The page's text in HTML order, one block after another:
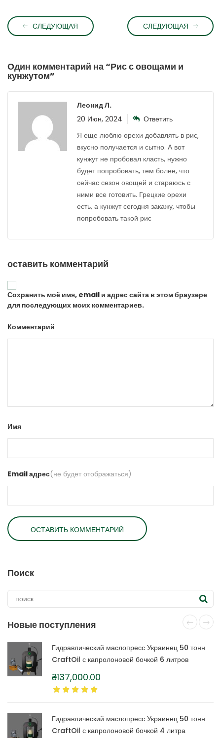
СЛЕДУЮЩАЯ СЛЕДУЮЩАЯ
Один комментарий на “Рис с овощами и
кунжутом”
Леонид Л.
20 Июн, 2024
Ответить
Я еще люблю орехи добавлять в рис,
вкусно получается и сытно. А вот
кунжут не пробовал класть, нужно
будет попробовать, тем более, что
сейчас сезон овощей и стараюсь с
ними все готовить. Грецкие орехи
есть, а кунжут сегодня закажу, чтобы
попробовать такой рис
оставить комментарий
Сохранить моё имя, email и адрес сайта в этом браузере
для последующих моих комментариев.
Комментарий
Имя
Email адрес(не будет отображаться)
Поиск
Новые поступления
Гидравлический маслопресс Украинец 50 тонн
CraftOil с капролоновой бочкой 6 литров
₴137,000.00
Гидравлический маслопресс Украинец 50 тонн
CraftOil с капролоновой бочкой 4 литра